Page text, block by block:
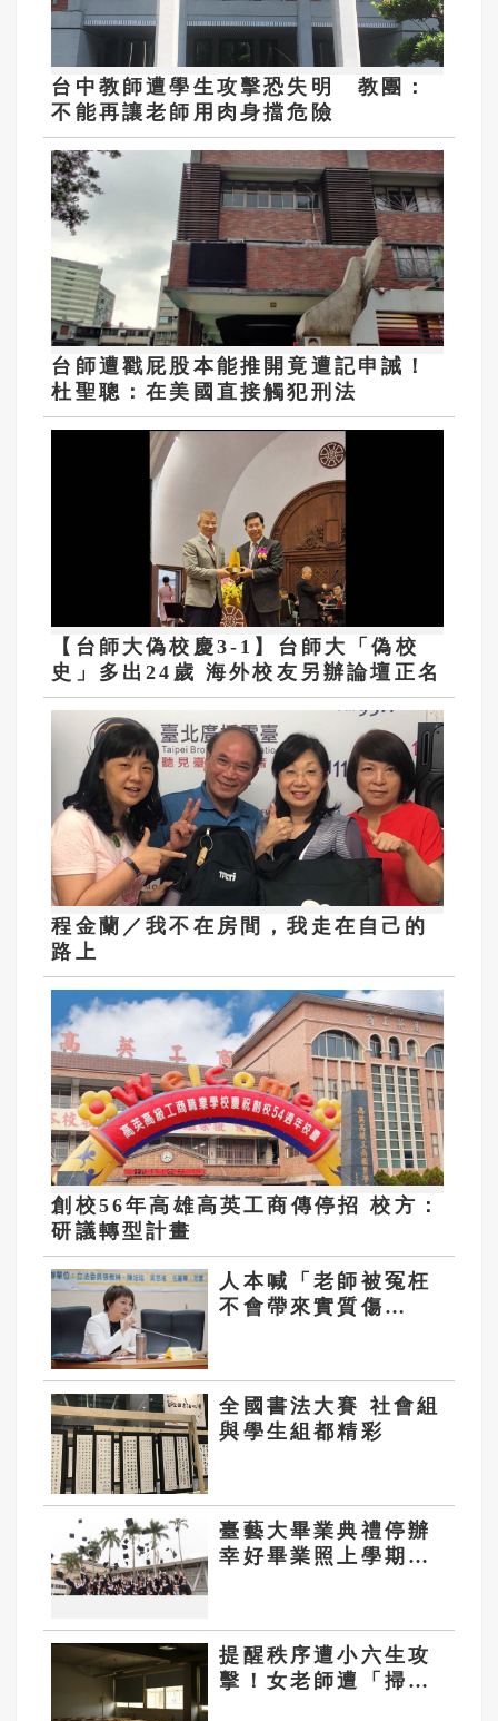
台中教師遭學生攻擊恐失明 教團：
不能再讓老師用肉身擋危險
台師遭戳屁股本能推開竟遭記申誡！
杜聖聰：在美國直接觸犯刑法
【台師大偽校慶3-1】台師大「偽校
史」多出24歲 海外校友另辦論壇正名
程金蘭／我不在房間，我走在自己的
路上
創校56年高雄高英工商傳停招 校方：
研議轉型計畫
人本喊「老師被冤枉
不會帶來實質傷
全國書法大賽 社會組
與學生組都精彩
臺藝大畢業典禮停辦
幸好畢業照上學期拍
提醒秩序遭小六生攻
擊！女老師遭「掃把